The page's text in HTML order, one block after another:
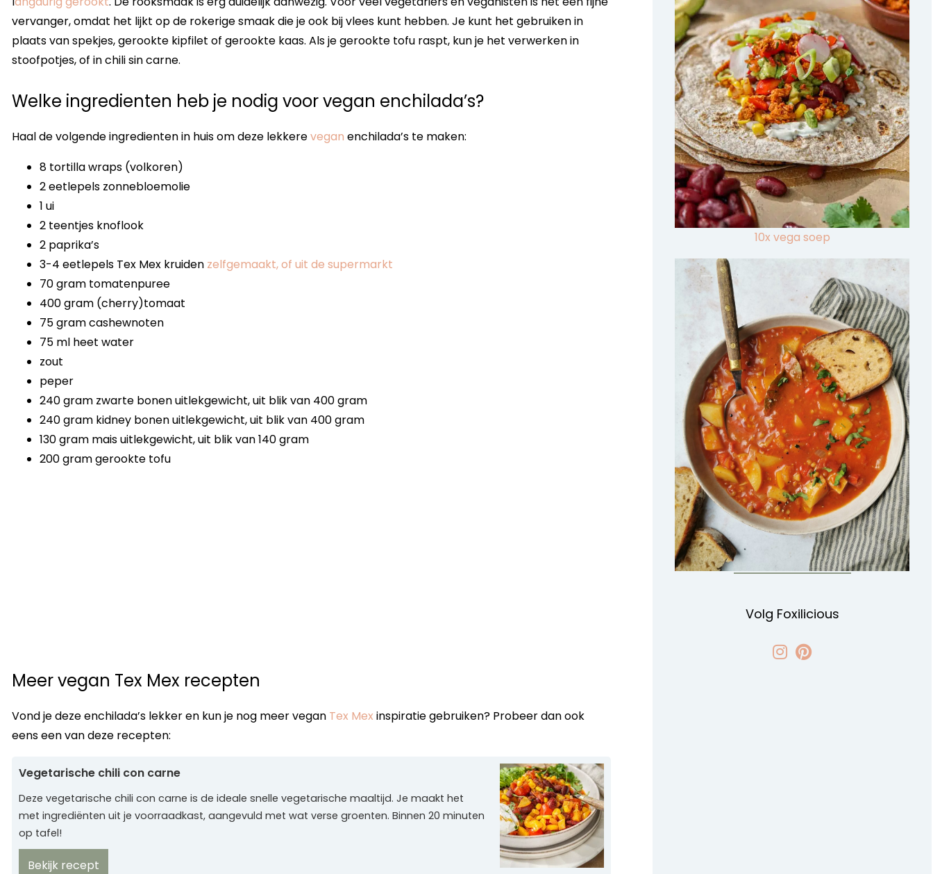
vervanger, omdat het lijkt op de rokerige smaak die je ook bij vlees kunt hebben. Je kunt het gebruiken in
plaats van spekjes, gerookte kipfilet of gerookte kaas. Als je gerookte tofu raspt, kun je het verwerken in
stoofpotjes, of in chili sin carne.
Welke ingredienten heb je nodig voor vegan enchilada’s?
Haal de volgende ingredienten in huis om deze lekkerevegan enchilada’s te maken:
8 tortilla wraps (volkoren)
2 eetlepels zonnebloemolie
1 ui
2 teentjes knoflook
2 paprika’s
3-4 eetlepels Tex Mex kruiden zelfgemaakt, of uit de supermarkt
70 gram tomatenpuree
400 gram (cherry)tomaat
75 gram cashewnoten
75 ml heet water
zout
peper
240 gram zwarte bonen uitlekgewicht, uit blik van 400 gram
240 gram kidney bonen uitlekgewicht, uit blik van 400 gram
130 gram mais uitlekgewicht, uit blik van 140 gram
200 gram gerookte tofu
Meer vegan Tex Mex recepten
Vond je deze enchilada’s lekker en kun je nog meer vegan Tex Mex inspiratie gebruiken? Probeer dan ook
eens een van deze recepten:
Vegetarische chili con carne
Deze vegetarische chili con carne is de ideale snelle vegetarische maaltijd. Je maakt het
met ingrediënten uit je voorraadkast, aangevuld met wat verse groenten. Binnen 20 minuten
op tafel!
Bekijk recept
10x vega soep
Volg Foxilicious